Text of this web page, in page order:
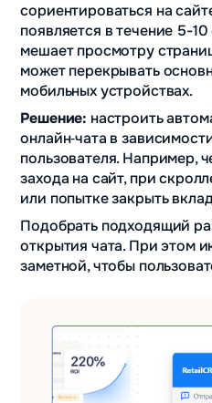
сориентироваться на
появляется в течение 5-
мешает просмотру
может перекрывать
мобильных устройствах.
Решение: настроить
онлайн‑чата в
пользователя. Например,
захода на сайт, при
или попытке закрыть
Подобрать подходящий
открытия чата. При этом
заметной, чтобы